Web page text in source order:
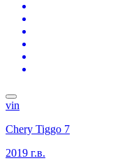
vin
Chery Tiggo 7
2019 г.в.